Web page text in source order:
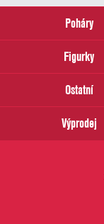
email
Poháry
Figurky
Ostatní
Výprodej